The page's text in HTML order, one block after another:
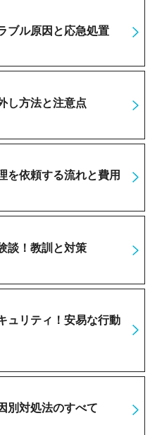
ブル原因と応急処置
し方法と注意点
を依頼する流れと費用
談！教訓と対策
ュリティ！安易な行動
別対処法のすべて